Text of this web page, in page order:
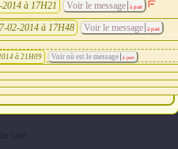
2014 à 17H21 Voir le message à part
02-2014 à 17H48 Voir le message à part
à 21H09 Voir où est le message à part
site